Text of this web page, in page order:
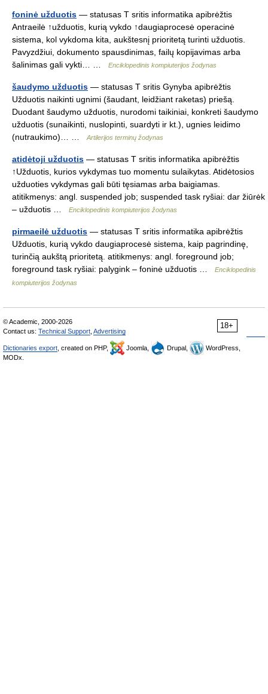
foninė užduotis — statusas T sritis informatika apibrėžtis
Antraeilė ↑užduotis, kurią vykdo ↑daugiaprocesė operacinė
sistema, kol vykdoma kita, aukštesnį prioritetą turinti užduotis.
Pavyzdžiui, dokumento spausdinimas, failų kopijavimas arba
šalinimas gali vykti… …
Enciklopedinis kompiuterijos žodynas
šaudymo užduotis — statusas T sritis Gynyba apibrėžtis
Užduotis naikinti ugnimi (šaudant, leidžiant raketas) priešą.
Duodant šaudymo užduotis, nurodomi taikiniai, konkreti šaudymo
užduotis (sunaikinti, nuslopinti, suardyti ir kt.), ugnies leidimo
(nutraukimo)… …
Artilerijos terminų žodynas
atidėtoji užduotis — statusas T sritis informatika apibrėžtis
↑Užduotis, kurios vykdymas tuo momentu sulaikytas. Atidėtosios
užduoties vykdymas gali būti tęsiamas arba baigiamas.
atitikmenys: angl. suspended job; suspended task ryšiai: dar žiūrėk
– užduotis …
Enciklopedinis kompiuterijos žodynas
pirmaeilė užduotis — statusas T sritis informatika apibrėžtis
Užduotis, kurią vykdo daugiaprocesė sistema, kaip pagrindinę,
turinčią aukštą prioritetą. atitikmenys: angl. foreground job;
foreground task ryšiai: palygink – foninė užduotis …
Enciklopedinis
kompiuterijos žodynas
18+
© Academic, 2000-2026
Contact us: Technical Support Advertising
Dictionaries export , created on PHP, Joomla, Drupal,
WordPress,
MODx.